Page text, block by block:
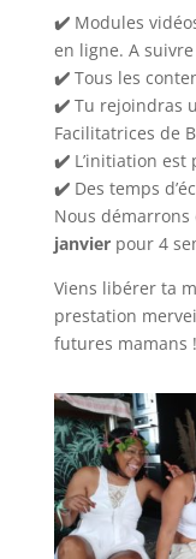
✔️ Modules
en ligne. A
✔️Tous les
✔️ Tu rejoindras
Facilitatrices de
✔️ L’initiation est
✔️ Des temps
Nous
janvierpour 4
Viens libérer ta
prestation
futures mamans !